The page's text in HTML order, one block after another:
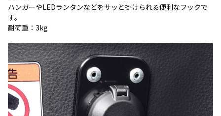
ハンガーやLEDランタンなどをサッと掛けられる便利なフックで
す。
耐荷重：3kg